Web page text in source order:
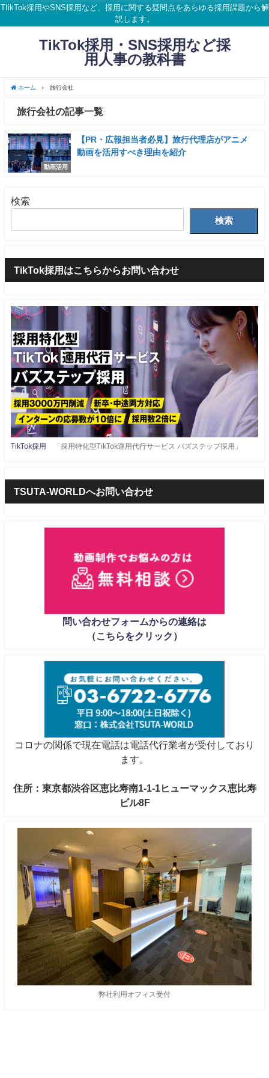
TIikTok採用やSNS採用など、採用に関する疑問点をあらゆる採用課題から解
説します。
TikTok採用・SNS採用など採
用人事の教科書
ホーム 旅行会社
旅行会社の記事一覧
動画活用
【PR・広報担当者必見】旅行代理店がアニメ
動画を活用すべき理由を紹介
検索
検索
TikTok採用はこちらからお問い合わせ
TikTok採用 「採用特化型TikTok運用代行サービス バズステップ採用」
TSUTA-WORLDへお問い合わせ
問い合わせフォームからの連絡は
（こちらをクリック）
コロナの関係で現在電話は電話代行業者が受付しており
ます。
住所：東京都渋谷区恵比寿南1-1-1ヒューマックス恵比寿
ビル8F
弊社利用オフィス受付